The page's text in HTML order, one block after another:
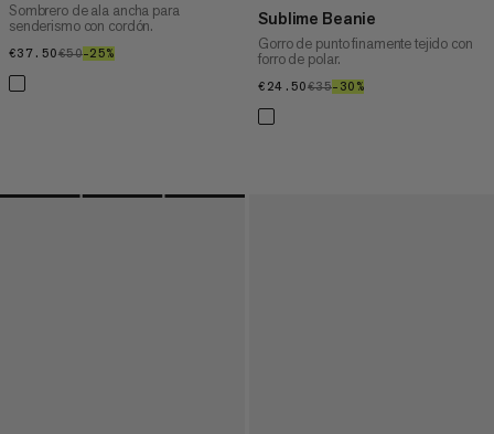
Sombrero de ala ancha para
senderismo con cordón.
€37.50€37.50
€50€50
–25%
Sublime Beanie
Gorro de punto finamente tejido con
forro de polar.
€24.50€24.50
€35€35
–30%30%